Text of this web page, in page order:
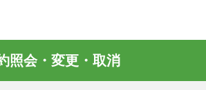
照会・変更・取消